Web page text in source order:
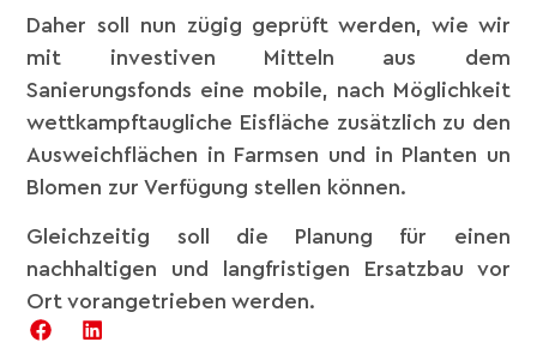
Daher soll nun zügig geprüft werden, wie wir
mit investiven Mitteln aus dem
Sanierungsfonds eine mobile, nach Möglichkeit
wettkampftaugliche Eisfläche zusätzlich zu den
Ausweichflächen in Farmsen und in Planten un
Blomen zur Verfügung stellen können.
Gleichzeitig soll die Planung für einen
nachhaltigen und langfristigen Ersatzbau vor
Ort vorangetrieben werden.